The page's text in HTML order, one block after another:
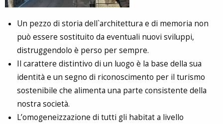
Un pezzo di storia dell`architettura e di memoria non
può essere sostituito da eventuali nuovi sviluppi,
distruggendolo è perso per sempre.
Il carattere distintivo di un luogo è la base della sua
identità e un segno di riconoscimento per il turismo
sostenibile che alimenta una parte consistente della
nostra società.
L’omogeneizzazione di tutti gli habitat a livello